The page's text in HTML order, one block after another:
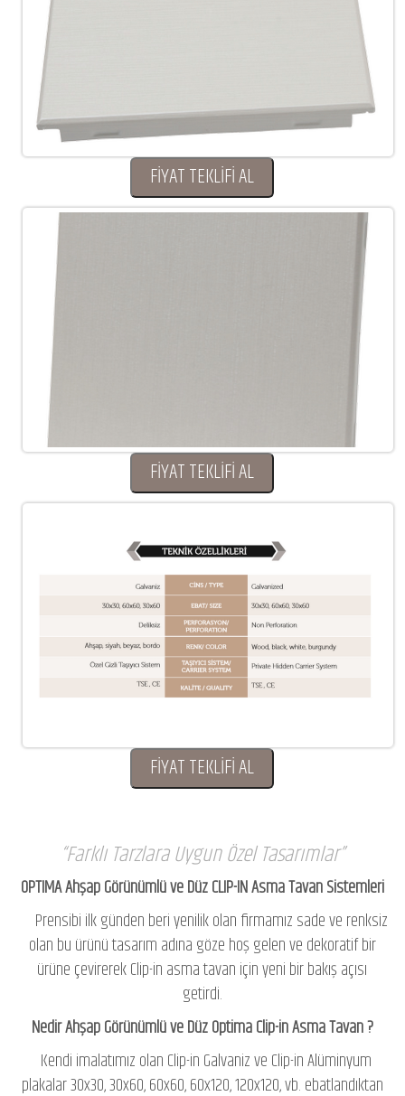
FİYAT TEKLİFİ AL
FİYAT TEKLİFİ AL
FİYAT TEKLİFİ AL
Farklı Tarzlara Uygun Özel Tasarımlar
OPTIMA Ahşap Görünümlü ve Düz CLIP-IN Asma Tavan Sistemleri
Prensibi ilk günden beri yenilik olan firmamız sade ve renksiz
olan bu ürünü tasarım adına göze hoş gelen ve dekoratif bir
ürüne çevirerek Clip-in asma tavan için yeni bir bakış açısı
getirdi.
Nedir Ahşap Görünümlü ve Düz Optima Clip-in Asma Tavan ?
Kendi imalatımız olan Clip-in Galvaniz ve Clip-in Alüminyum
plakalar 30x30, 30x60, 60x60, 60x120, 120x120, vb. ebatlandıktan